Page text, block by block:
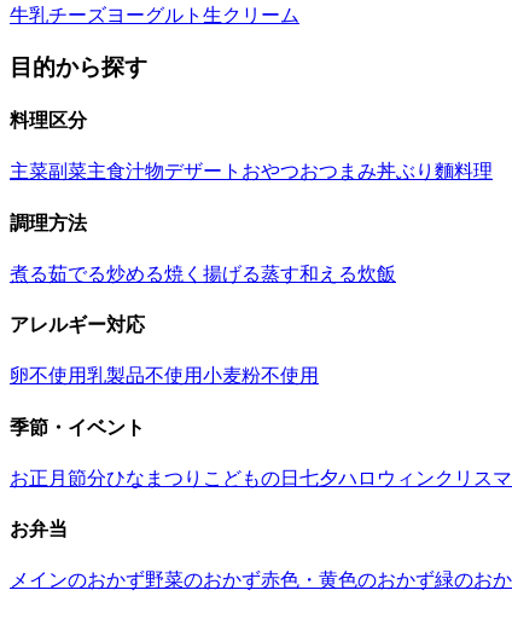
牛乳チーズヨーグルト 生クリーム
目的から探す
料理区分
主菜副菜主食汁物デザート おやつおつまみ丼ぶり 麵料理
調理方法
煮る茹でる炒める焼く 揚げる蒸す和える炊飯
アレルギー対応
卵不使用乳製品不使用小麦粉不使用
季節・イベント
お正月 節分ひなまつり こどもの日 七夕ハロウィンクリス
お弁当
メインのおかず野菜のおかず赤色・黄色のおかず緑のお